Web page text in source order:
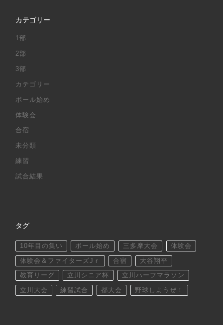
カテゴリー
1部
2部
3部
カテゴリー
ボール始め
体験会
合宿
未分類
練習
試合結果
タグ
10年目の集い ボール始め 三多摩大会 体験会
体験会＆ファイターズJｒ 合宿 大谷翔平
教育リーグ 立川シニア杯 立川ハーフマラソン
立川大会 練習試合 都大会 野球しようぜ！